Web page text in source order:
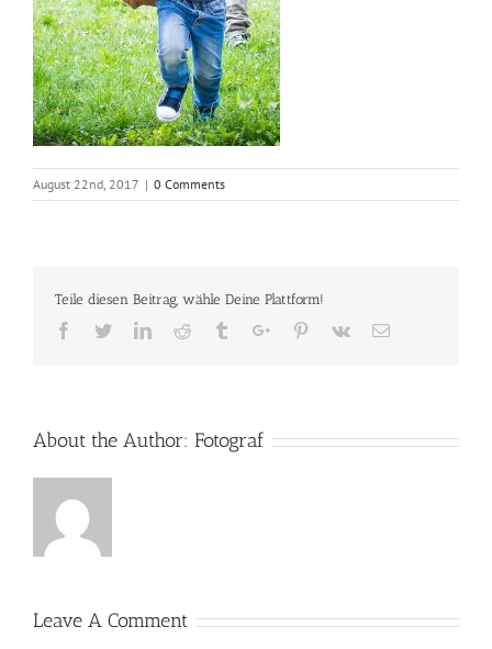
August 22nd, 2017 | 0 Comments
Teile diesen Beitrag, wähle Deine Plattform!
Facebook
TwitterLinkedinReddit TumblrGoogle+Pinterest
Vk Email
About the Author: Fotograf
Leave A Comment